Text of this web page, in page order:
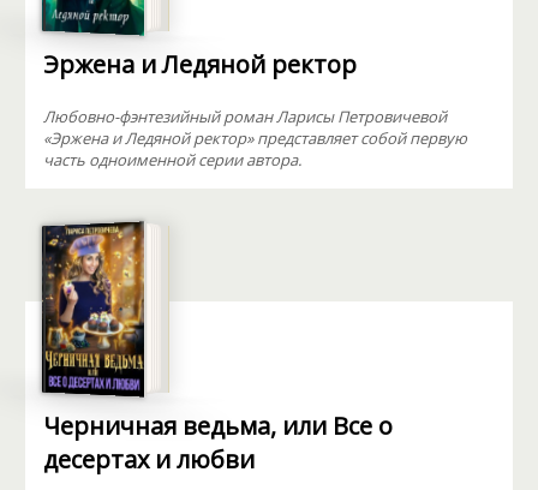
Эржена и Ледяной ректор
Любовно-фэнтезийный роман Ларисы Петровичевой
«Эржена и Ледяной ректор» представляет собой первую
часть одноименной серии автора.
Черничная ведьма, или Все о
десертах и любви